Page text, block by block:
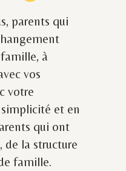
parents qui
à
vos
votre
et en
qui ont
de la structure
famille.